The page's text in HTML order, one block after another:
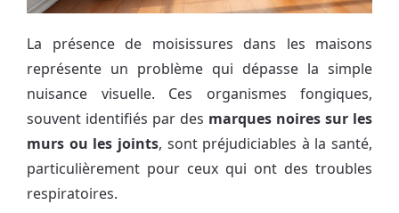
La présence de moisissures dans les maisons
représente un problème qui dépasse la simple
nuisance visuelle. Ces organismes fongiques,
souvent identifiés par des marques noires sur les
murs ou les joints, sont préjudiciables à la santé,
particulièrement pour ceux qui ont des troubles
respiratoires.